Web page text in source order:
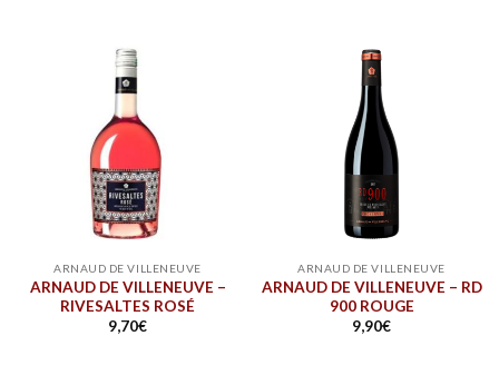
ARNAUD DE VILLENEUVE
ARNAUD DE VILLENEUVE –
RIVESALTES ROSÉ
9,70€
ARNAUD DE VILLENEUVE
ARNAUD DE VILLENEUVE – RD
900 ROUGE
9,90€